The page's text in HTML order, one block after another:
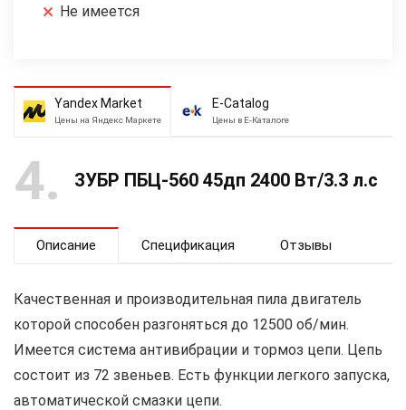
Не имеется
Yandex Market
Цены на Яндекс Маркете
E-Catalog
Цены в Е-Каталоге
4 ЗУБР ПБЦ-560 45дп 2400 Вт/3.3 л.с
Описание Спецификация Отзывы
Качественная и производительная пила двигатель
которой способен разгоняться до 12500 об/мин.
Имеется система антивибрации и тормоз цепи. Цепь
состоит из 72 звеньев. Есть функции легкого запуска,
автоматической смазки цепи.